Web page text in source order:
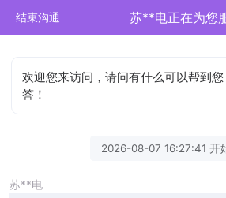
结束沟通 苏**电正在为您
欢迎您来访问，请问有什么可以帮到
答！
2026-08-07 16:27:41 开
苏**电